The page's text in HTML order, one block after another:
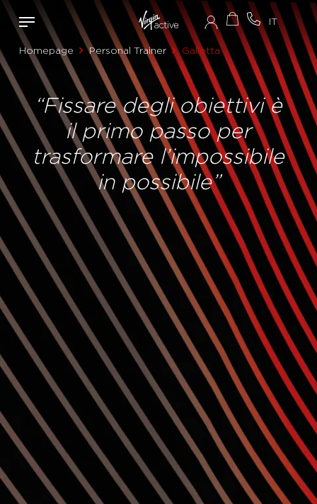
Homepage Personal Trainer Galletta
“Fissare degli obiettivi è
il primo passo per
trasformare l’impossibile
in possibile”